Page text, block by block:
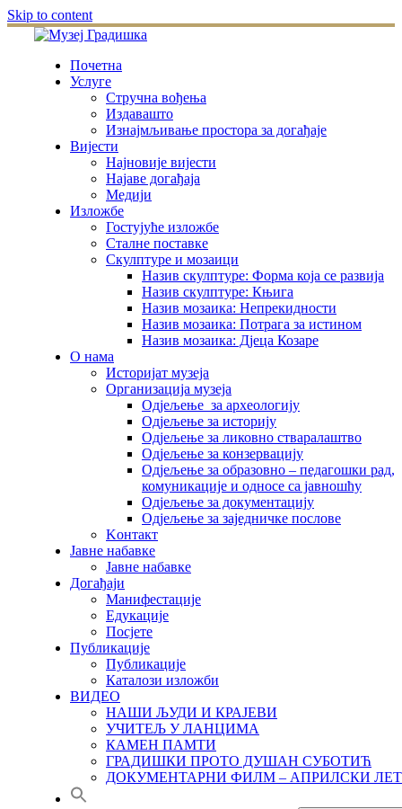
Skip to content
Почетна
Услуге
Стручна вођења
Издавашто
Изнајмљивање простора за догађаје
Вијести
Најновије вијести
Најаве догађаја
Медији
Изложбе
Гостујуће изложбе
Сталне поставке
Скулптуре и мозаици
Назив скулптуре: Форма која се развија
Назив скулптуре: Књига
Назив мозаика: Непрекидности
Назив мозаика: Потрага за истином
Назив мозаика: Дјеца Козаре
О нама
Историјат музеја
Организација музеја
Одјељење за археологију
Одјељење за историју
Одјељење за ликовно стваралаштво
Одјељење за конзервацију
Одјељење за образовно – педагошки рад,
комуникације и односе са јавношћу
Одјељење за документацију
Одјељење за заједничке послове
Kонтакт
Јавне набавке
Јавне набавке
Догађаји
Манифестације
Едукације
Посјете
Публикације
Публикације
Каталози изложби
ВИДЕО
НАШИ ЉУДИ И КРАЈЕВИ
УЧИТЕЉ У ЛАНЦИМА
КАМЕН ПАМТИ
ГРАДИШКИ ПРОТО ДУШАН СУБОТИЋ
ДОКУМЕНТАРНИ ФИЛМ – АПРИЛСКИ ЛЕТ